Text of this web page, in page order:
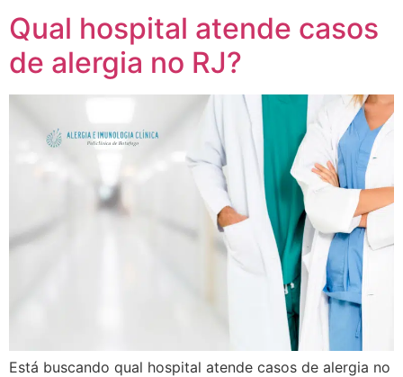
Qual hospital atende casos
de alergia no RJ?
Está buscando qual hospital atende casos de alergia no